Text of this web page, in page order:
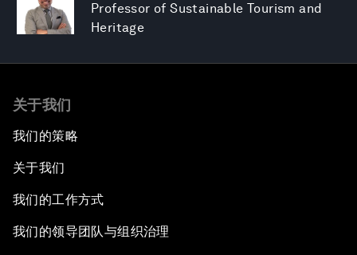
Professor of Sustainable Tourism and
Heritage
关于我们
我们的策略
关于我们
我们的工作方式
我们的领导团队与组织治理